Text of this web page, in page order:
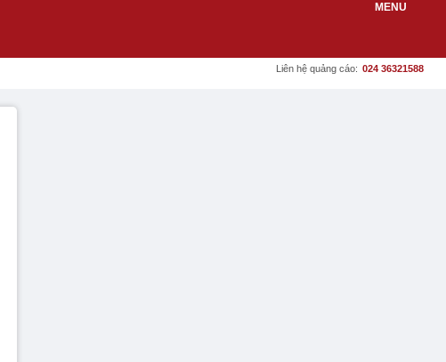
Liên hệ quảng cáo: 024 36321588